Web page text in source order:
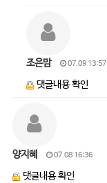
조은맘 07.09 13:57
댓글내용 확인
양지혜 07.08 16:36
댓글내용 확인